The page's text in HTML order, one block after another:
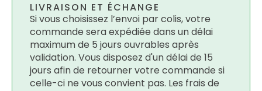
LIVRAISON ET ÉCHANGE
Si vous choisissez l’envoi par colis, votre
commande sera expédiée dans un délai
maximum de 5 jours ouvrables après
validation. Vous disposez d'un délai de 15
jours afin de retourner votre commande si
celle-ci ne vous convient pas. Les frais de